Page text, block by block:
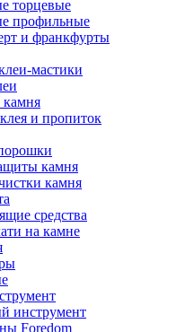
торцевые
профильные
и франкфурты
мастики
камня
и пропиток
камня
камня
средства
на камне
инструмент
Foredom